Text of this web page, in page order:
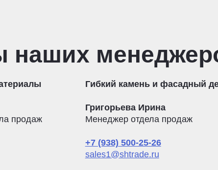
наших
продаж
Гибкий камень и фасадный
Григорьева Ирина
Менеджер отдела продаж
+7 (938) 500-25-26
sales1@shtrade.ru